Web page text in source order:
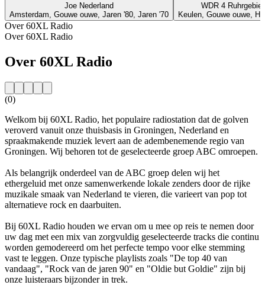
Joe Nederland
Amsterdam, Gouwe ouwe, Jaren '80, Jaren '70
WDR 4 Ruhrgebiet
Keulen, Gouwe ouwe,
Over 60XL Radio
Over 60XL Radio
Over 60XL Radio
(0)
Welkom bij 60XL Radio, het populaire radiostation dat de golven
veroverd vanuit onze thuisbasis in Groningen, Nederland en
spraakmakende muziek levert aan de adembenemende regio van
Groningen. Wij behoren tot de geselecteerde groep ABC omroepen.
Als belangrijk onderdeel van de ABC groep delen wij het
ethergeluid met onze samenwerkende lokale zenders door de rijke
muzikale smaak van Nederland te vieren, die varieert van pop tot
alternatieve rock en daarbuiten.
Bij 60XL Radio houden we ervan om u mee op reis te nemen door
uw dag met een mix van zorgvuldig geselecteerde tracks die continu
worden gemodereerd om het perfecte tempo voor elke stemming
vast te leggen. Onze typische playlists zoals "De top 40 van
vandaag", "Rock van de jaren 90" en "Oldie but Goldie" zijn bij
onze luisteraars bijzonder in trek.